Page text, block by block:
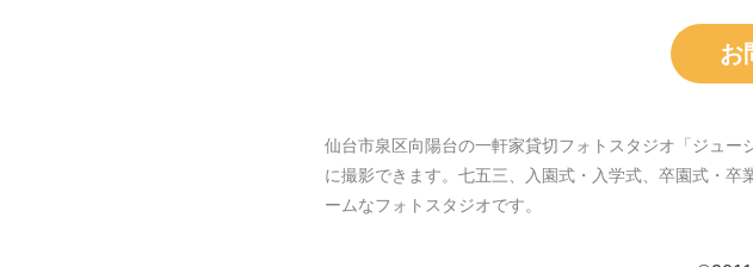
お
仙台市泉区向陽台の一軒家貸切フォトスタジオ「ジュ
に撮影できます。七五三、入園式・入学式、卒園式・
ームなフォトスタジオです。